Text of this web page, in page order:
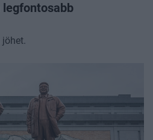
legfontosabb
jöhet.